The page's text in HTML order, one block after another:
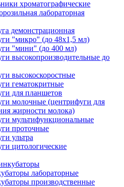
хроматографические
лабораторная
демонстрационная
"микро" (до 48x1,5 мл)
"мини" (до 400 мл)
высокопроизводительные до
высокоскоростные
гематокритные
для планшетов
молочные (центрифуги для
жирности молока)
мультифункциональные
проточные
ультра
цитологические
лабораторные
производственные